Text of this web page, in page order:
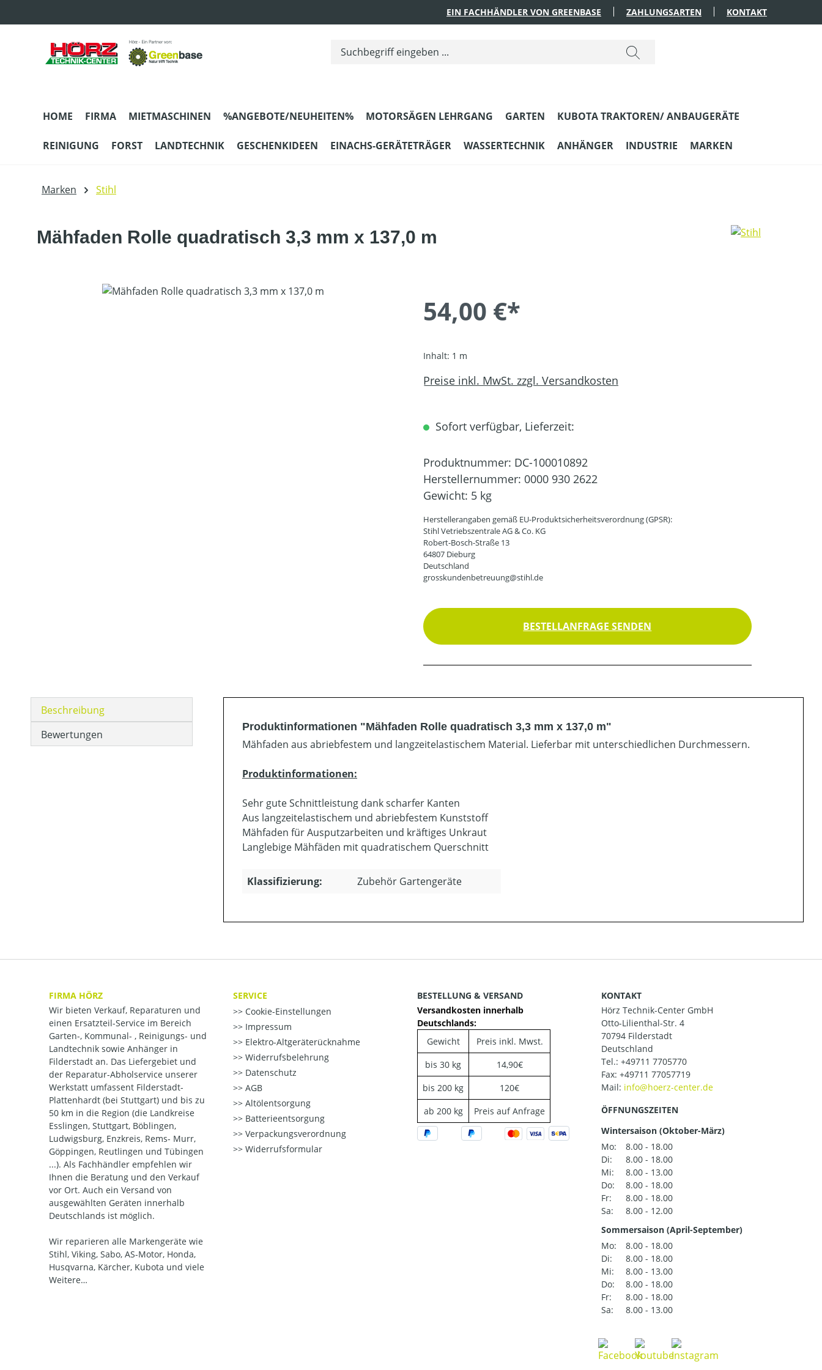
EIN FACHHÄNDLER VON GREENBASE ZAHLUNGSARTEN KONTAKT
HOME FIRMA MIETMASCHINEN %ANGEBOTE/NEUHEITEN% MOTORSÄGEN LEHRGANG GARTEN KUBOTA TRAKTOREN/ ANBAUGERÄTE
REINIGUNG FORST LANDTECHNIK GESCHENKIDEEN EINACHS-GERÄTETRÄGER WASSERTECHNIK ANHÄNGER INDUSTRIE MARKEN
Marken Stihl
Mähfaden Rolle quadratisch 3,3 mm x 137,0 m
Bildergalerie überspringen
54,00 €*
Inhalt: 1 m
Preise inkl. MwSt. zzgl. Versandkosten
Sofort verfügbar, Lieferzeit:
Produktnummer: DC-100010892
Herstellernummer: 0000 930 2622
Gewicht: 5 kg
Herstellerangaben gemäß EU-Produktsicherheitsverordnung (GPSR):
Stihl Vetriebszentrale AG & Co. KG
Robert-Bosch-Straße 13
64807 Dieburg
Deutschland
grosskundenbetreuung@stihl.de
BESTELLANFRAGE SENDEN
Beschreibung
Bewertungen
Produktinformationen "Mähfaden Rolle quadratisch 3,3 mm x 137,0 m"
Mähfaden aus abriebfestem und langzeitelastischem Material. Lieferbar mit unterschiedlichen Durchmessern.
Produktinformationen:
Sehr gute Schnittleistung dank scharfer Kanten
Aus langzeitelastischem und abriebfestem Kunststoff
Mähfaden für Ausputzarbeiten und kräftiges Unkraut
Langlebige Mähfäden mit quadratischem Querschnitt
Klassifizierung: Zubehör Gartengeräte
FIRMA HÖRZ
Wir bieten Verkauf, Reparaturen und
einen Ersatzteil-Service im Bereich
Garten-, Kommunal- , Reinigungs- und
Landtechnik sowie Anhänger in
Filderstadt an. Das Liefergebiet und
der Reparatur-Abholservice unserer
Werkstatt umfassent Filderstadt-
Plattenhardt (bei Stuttgart) und bis zu
50 km in die Region (die Landkreise
Esslingen, Stuttgart, Böblingen,
Ludwigsburg, Enzkreis, Rems- Murr,
Göppingen, Reutlingen und Tübingen
...). Als Fachhändler empfehlen wir
Ihnen die Beratung und den Verkauf
vor Ort. Auch ein Versand von
ausgewählten Geräten innerhalb
Deutschlands ist möglich.
Wir reparieren alle Markengeräte wie
Stihl, Viking, Sabo, AS-Motor, Honda,
Husqvarna, Kärcher, Kubota und viele
Weitere…
SERVICE
Cookie-Einstellungen
Impressum
Elektro-Altgeräterücknahme
Widerrufsbelehrung
Datenschutz
AGB
Altölentsorgung
Batterieentsorgung
Verpackungsverordnung
Widerrufsformular
BESTELLUNG & VERSAND
Versandkosten innerhalb
Deutschlands:
Gewicht
Preis inkl. Mwst.
bis 30 kg
14,90€
bis 200 kg
120€
ab 200 kg
Preis auf Anfrage
KONTAKT
Hörz Technik-Center GmbH
Otto-Lilienthal-Str. 4
70794 Filderstadt
Deutschland
Tel.: +49711 7705770
Fax: +49711 77057719
Mail:
ÖFFNUNGSZEITEN
Wintersaison (Oktober-März)
Mo:
8.00 - 18.00
Di:
8.00 - 18.00
Mi:
8.00 - 13.00
Do:
8.00 - 18.00
Fr:
8.00 - 18.00
Sa:
8.00 - 12.00
Sommersaison (April-September)
Mo:
8.00 - 18.00
Di:
8.00 - 18.00
Mi:
8.00 - 13.00
Do:
8.00 - 18.00
Fr:
8.00 - 18.00
Sa:
8.00 - 13.00